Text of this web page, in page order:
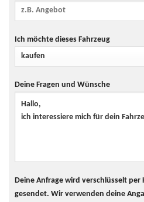
Ich möchte dieses Fahrzeug
Deine Fragen und Wünsche
Deine Anfrage wird verschlüsselt per
gesendet. Wir verwenden deine